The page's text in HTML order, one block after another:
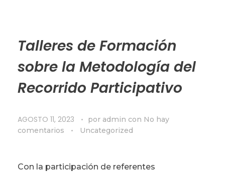
Talleres de Formación
sobre la Metodología del
Recorrido Participativo
AGOSTO 11, 2023 por admin con No hay
comentarios
Uncategorized
Con la participación de referentes